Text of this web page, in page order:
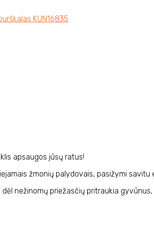
apsaugos jūsų ratus!
žmonių palydovais, pasižymi
nežinomų priežasčių pritraukia